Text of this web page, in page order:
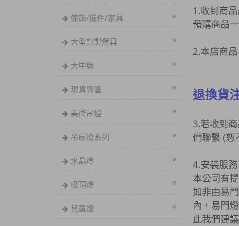
傢飾/擺件/家具
大型訂製燈具
大中牌
現貨專區
美術吊燈
吊扇燈系列
水晶燈
吸頂燈
兒童燈
1.收到商
預購商品
2.本店商
退換貨
3.若收到
們聯繫 (恕
4.安裝服務
本公司有
如非由易
內，易門
此我們建